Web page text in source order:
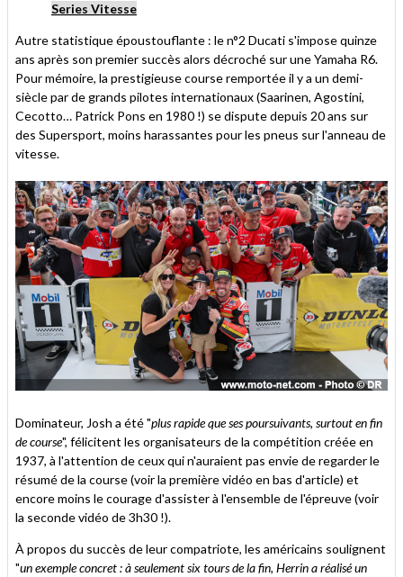
Series Vitesse
Autre statistique époustouflante : le n°2 Ducati s'impose quinze
ans après son premier succès alors décroché sur une Yamaha R6.
Pour mémoire, la prestigieuse course remportée il y a un demi-
siècle par de grands pilotes internationaux (Saarinen, Agostini,
Cecotto… Patrick Pons en 1980 !) se dispute depuis 20 ans sur
des Supersport, moins harassantes pour les pneus sur l'anneau de
vitesse.
Dominateur, Josh a été "plus rapide que ses poursuivants, surtout en fin
de course", félicitent les organisateurs de la compétition créée en
1937, à l'attention de ceux qui n'auraient pas envie de regarder le
résumé de la course (voir la première vidéo en bas d'article) et
encore moins le courage d'assister à l'ensemble de l'épreuve (voir
la seconde vidéo de 3h30 !).
À propos du succès de leur compatriote, les américains soulignent
"un exemple concret : à seulement six tours de la fin, Herrin a réalisé un